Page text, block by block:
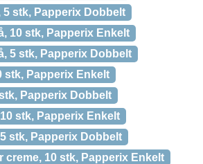
5 stk, Papperix Dobbelt
10 stk, Papperix Enkelt
5 stk, Papperix Dobbelt
stk, Papperix Enkelt
Papperix Dobbelt
stk, Papperix Enkelt
stk, Papperix Dobbelt
creme, 10 stk, Papperix Enkelt